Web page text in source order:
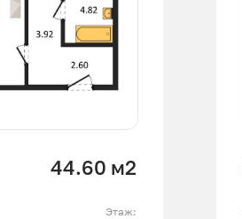
44.60 м2
Этаж: